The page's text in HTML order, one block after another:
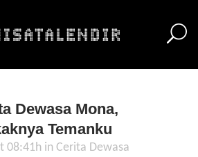
Dewasa Mona,
Temanku
08:41h in Cerita Dewasa